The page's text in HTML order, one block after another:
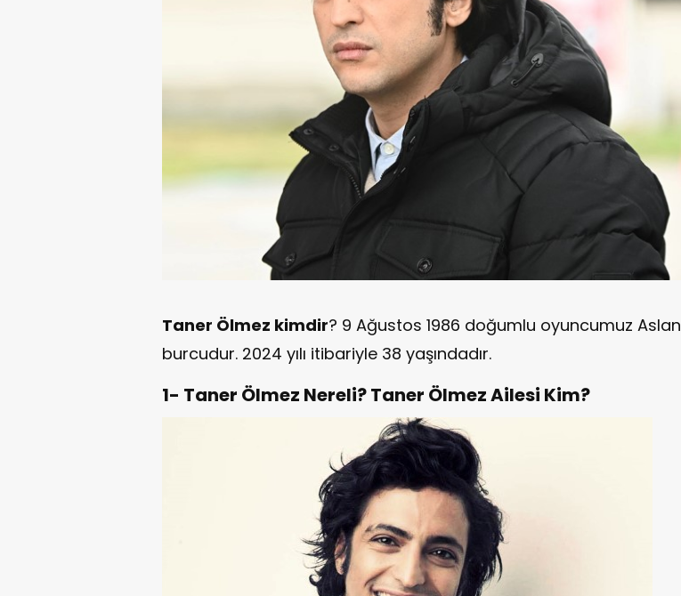
Taner Ölmez kimdir? 9 Ağustos 1986 doğumlu oyuncumuz Aslan
burcudur. 2024 yılı itibariyle 38 yaşındadır.
1- Taner Ölmez Nereli? Taner Ölmez Ailesi Kim?